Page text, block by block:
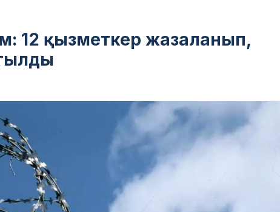
12 қызметкер жазаланып,